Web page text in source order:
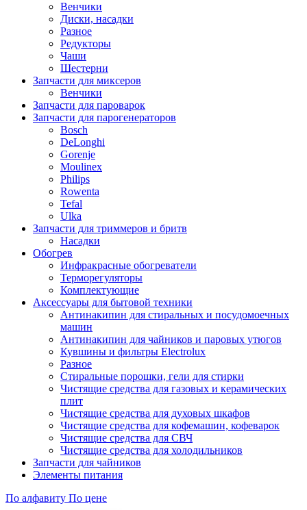
Венчики
Диски, насадки
Разное
Редукторы
Чаши
Шестерни
Запчасти для миксеров
Венчики
Запчасти для пароварок
Запчасти для парогенераторов
Bosch
DeLonghi
Gorenje
Moulinex
Philips
Rowenta
Tefal
Ulka
Запчасти для триммеров и бритв
Насадки
Обогрев
Инфракрасные обогреватели
Терморегуляторы
Комплектующие
Аксессуары для бытовой техники
Антинакипин для стиральных и посудомоечных
машин
Антинакипин для чайников и паровых утюгов
Кувшины и фильтры Electrolux
Разное
Стиральные порошки, гели для стирки
Чистящие средства для газовых и керамических
плит
Чистящие средства для духовых шкафов
Чистящие средства для кофемашин, кофеварок
Чистящие средства для СВЧ
Чистящие средства для холодильников
Запчасти для чайников
Элементы питания
По алфавиту По цене